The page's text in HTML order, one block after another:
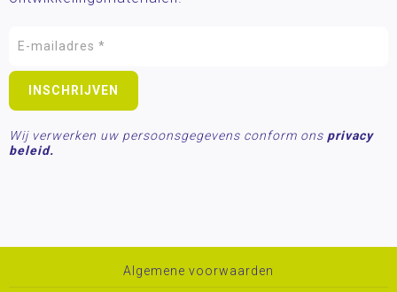
Wij verwerken uw persoonsgegevens conform ons privacy
beleid.
Algemene voorwaarden